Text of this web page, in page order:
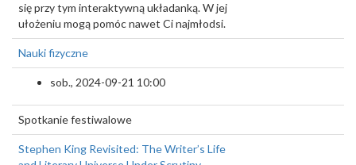
się przy tym interaktywną układanką. W jej
ułożeniu mogą pomóc nawet Ci najmłodsi.
Nauki fizyczne
sob., 2024-09-21 10:00
Spotkanie festiwalowe
Stephen King Revisited: The Writer’s Life